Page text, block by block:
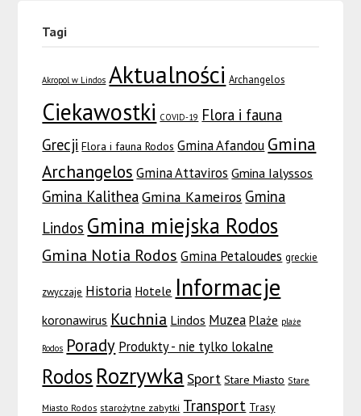
Tagi
Akropol w Lindos Aktualności Archangelos
Ciekawostki COVID-19 Flora i fauna
Grecji Flora i fauna Rodos Gmina Afandou Gmina
Archangelos Gmina Attaviros Gmina Ialyssos
Gmina Kalithea Gmina Kameiros Gmina
Lindos Gmina miejska Rodos
Gmina Notia Rodos Gmina Petaloudes greckie
zwyczaje Historia Hotele Informacje
koronawirus Kuchnia Lindos Muzea Plaże plaże
Rodos Porady Produkty - nie tylko lokalne
Rodos Rozrywka Sport Stare Miasto Stare
Miasto Rodos starożytne zabytki Transport Trasy